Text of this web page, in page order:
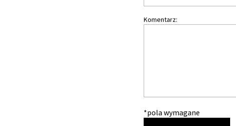
Komentarz:
*pola wymagane